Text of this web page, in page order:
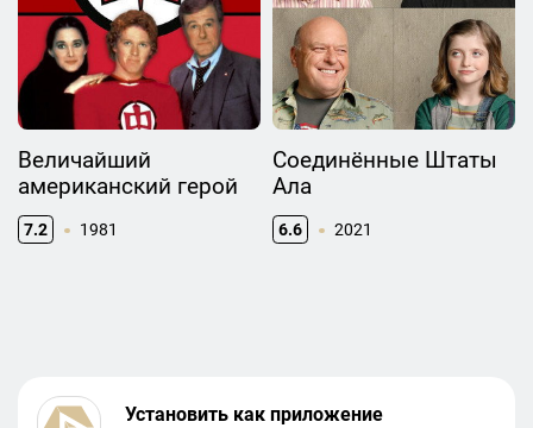
Величайший
американский герой
7.2 1981
Соединённые Штаты
Ала
6.6 2021
Установить как приложение